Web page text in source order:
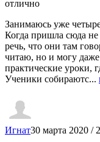
отлично
Занимаюсь уже
Когда пришла сюда
речь, что они там
читаю, но и могу
практические уроки,
Ученики собираютс...
Игнат30 марта 2020 /